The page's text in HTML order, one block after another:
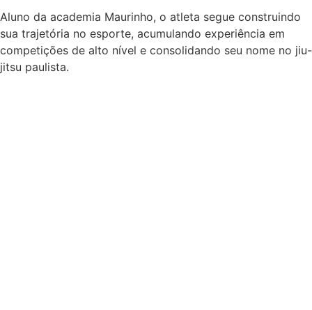
Aluno da academia Maurinho, o atleta segue construindo
sua trajetória no esporte, acumulando experiência em
competições de alto nível e consolidando seu nome no jiu-
jitsu paulista.